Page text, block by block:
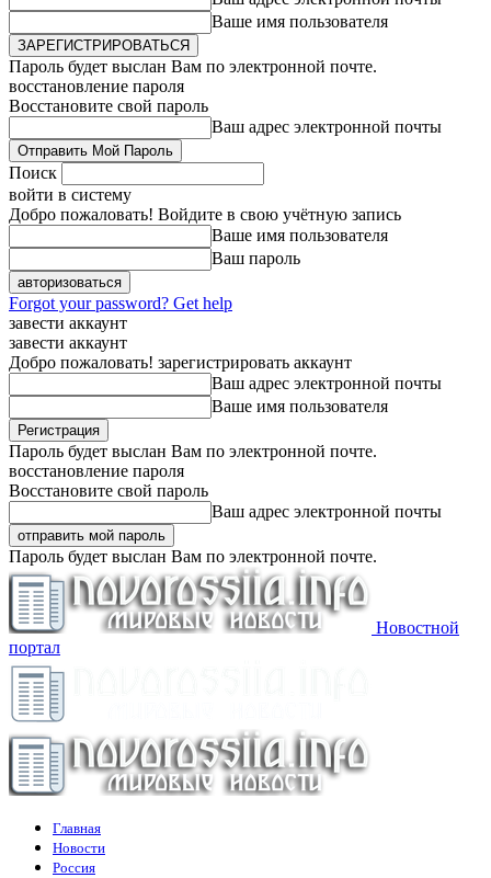
Ваше имя пользователя
Пароль будет выслан Вам по электронной почте.
восстановление пароля
Восстановите свой пароль
Ваш адрес электронной почты
Поиск
войти в систему
Добро пожаловать! Войдите в свою учётную запись
Ваше имя пользователя
Ваш пароль
Forgot your password? Get help
завести аккаунт
завести аккаунт
Добро пожаловать! зарегистрировать аккаунт
Ваш адрес электронной почты
Ваше имя пользователя
Пароль будет выслан Вам по электронной почте.
восстановление пароля
Восстановите свой пароль
Ваш адрес электронной почты
Пароль будет выслан Вам по электронной почте.
Новостной
портал
Главная
Новости
Россия